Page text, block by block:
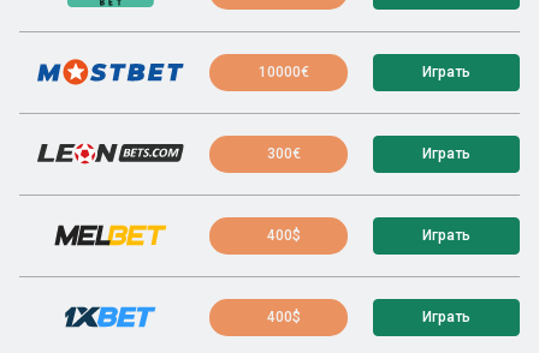
10000€ Играть
300€ Играть
400$ Играть
400$ Играть